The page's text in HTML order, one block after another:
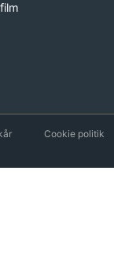
Cookie politik